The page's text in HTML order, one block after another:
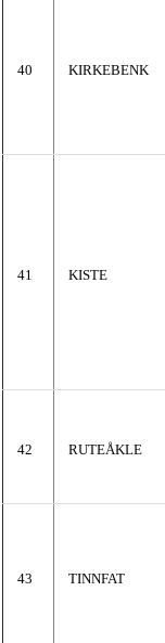
40 KIRKEBENK
41 KISTE
42 RUTEÅKLE
43 TINNFAT